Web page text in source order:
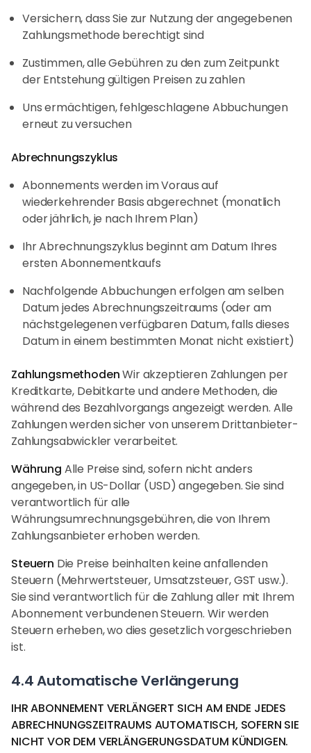
Versichern, dass Sie zur Nutzung der angegebenen
Zahlungsmethode berechtigt sind
Zustimmen, alle Gebühren zu den zum Zeitpunkt
der Entstehung gültigen Preisen zu zahlen
Uns ermächtigen, fehlgeschlagene Abbuchungen
erneut zu versuchen
Abrechnungszyklus
Abonnements werden im Voraus auf
wiederkehrender Basis abgerechnet (monatlich
oder jährlich, je nach Ihrem Plan)
Ihr Abrechnungszyklus beginnt am Datum Ihres
ersten Abonnementkaufs
Nachfolgende Abbuchungen erfolgen am selben
Datum jedes Abrechnungszeitraums (oder am
nächstgelegenen verfügbaren Datum, falls dieses
Datum in einem bestimmten Monat nicht existiert)
ZahlungsmethodenWir akzeptieren Zahlungen per
Kreditkarte, Debitkarte und andere Methoden, die
während des Bezahlvorgangs angezeigt werden. Alle
Zahlungen werden sicher von unserem Drittanbieter-
Zahlungsabwickler verarbeitet.
Währung Alle Preise sind, sofern nicht anders
angegeben, in US-Dollar (USD) angegeben. Sie sind
verantwortlich für alle
Währungsumrechnungsgebühren, die von Ihrem
Zahlungsanbieter erhoben werden.
Steuern Die Preise beinhalten keine anfallenden
Steuern (Mehrwertsteuer, Umsatzsteuer, GST usw.).
Sie sind verantwortlich für die Zahlung aller mit Ihrem
Abonnement verbundenen Steuern. Wir werden
Steuern erheben, wo dies gesetzlich vorgeschrieben
ist.
4.4 Automatische Verlängerung
IHR ABONNEMENT VERLÄNGERT SICH AM ENDE JEDES
ABRECHNUNGSZEITRAUMS AUTOMATISCH, SOFERN SIE
NICHT VOR DEM VERLÄNGERUNGSDATUM KÜNDIGEN.